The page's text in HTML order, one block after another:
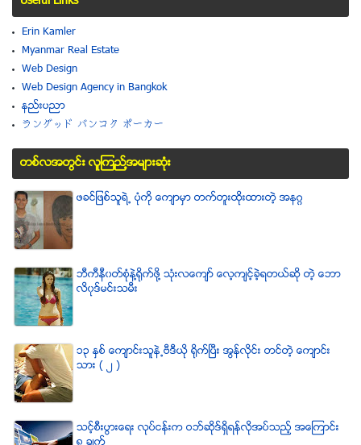
Erin Kamler
Myanmar Real Estate
Web Design
Web Design Agency in Bangkok
နည္းပညာ
ラングッド バンコク ポーカー
တစ္လအတြင္း လူၾကည္႔အမ်ားဆံုး
ဖခင္ျဖစ္သူရဲ႕ ပံုကို ေက်ာမွာ တက္တူးထိုးထားတဲ့ အနဂၢ
ဘီကီနီ၀တ္စံုနဲ႔႐ုိက္ဖို႔ သံုးလေက်ာ္ ေလ့က်င့္ခဲ့ရတယ္ဆို တဲ့ ေဘာ
လိ၀ုဒ္မင္းသမီး
၁၃ ႏွစ္ ေက်ာင္းသူနဲ႕ဗီဒီယို ရိုက္ျပီး အြန္လိုင္း တင္တဲ့ ေက်ာင္း
သား ( ၂ )
သင့္စီးပြားေရး လုပ္ငန္းက ဝဘ္ဆိုဒ္ရွိရန္လိုအပ္သည့္ အေၾကာင္း